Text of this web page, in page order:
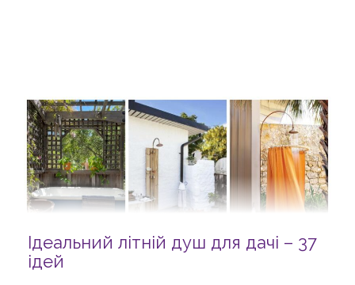
Ідеальний літній душ для дачі – 37
ідей